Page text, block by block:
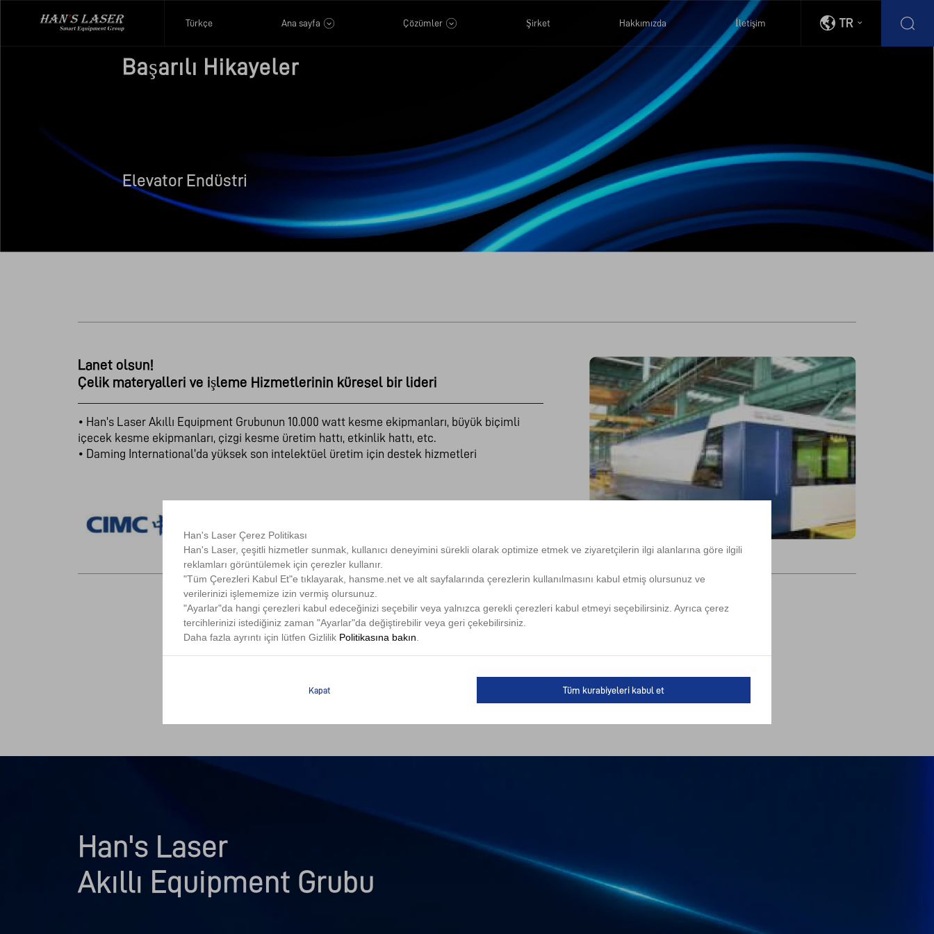
Türkçe Ana sayfa Çözümler Şirket Hakkımızda İletişim TR
Başarılı Hikayeler
Elevator Endüstri
Lanet olsun!
Çelik materyalleri ve işleme Hizmetlerinin küresel bir lideri
• Han's Laser Akıllı Equipment Grubunun 10.000 watt kesme ekipmanları, büyük biçimli
içecek kesme ekipmanları, çizgi kesme üretim hattı, etkinlik hattı, etc.
• Daming International'da yüksek son intelektüel üretim için destek hizmetleri
Han's Laser
Akıllı Equipment Grubu
Han's Laser Çerez Politikası
Han's Laser, çeşitli hizmetler sunmak, kullanıcı deneyimini sürekli olarak optimize etmek ve ziyaretçilerin ilgi alanlarına göre ilgili
reklamları görüntülemek için çerezler kullanır.
"Tüm Çerezleri Kabul Et"e tıklayarak, hansme.net ve alt sayfalarında çerezlerin kullanılmasını kabul etmiş olursunuz ve
verilerinizi işlememize izin vermiş olursunuz.
"Ayarlar"da hangi çerezleri kabul edeceğinizi seçebilir veya yalnızca gerekli çerezleri kabul etmeyi seçebilirsiniz. Ayrıca çerez
tercihlerinizi istediğiniz zaman "Ayarlar"da değiştirebilir veya geri çekebilirsiniz.
Daha fazla ayrıntı için lütfen Gizlilik Politikasına bakın
Kapat Tüm kurabiyeleri kabul et